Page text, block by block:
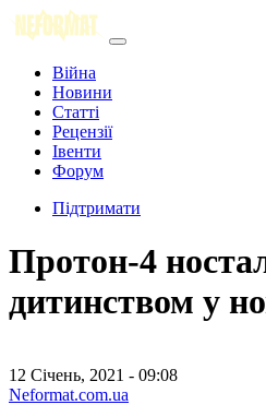
Війна
Новини
Статті
Рецензії
Івенти
Форум
Підтримати
Протон-4
дитинством у
12 Січень, 2021 - 09:08
Neformat.com.ua